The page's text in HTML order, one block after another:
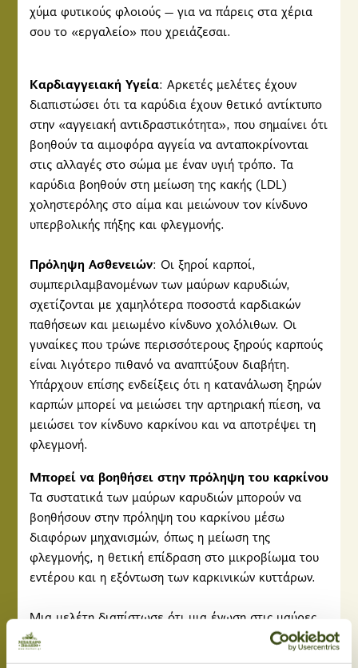
χύμα φυτικούς φλοιούς — για να πάρεις στα χέρια
σου το «εργαλείο» που χρειάζεσαι.
Καρδιαγγειακή Υγεία: Αρκετές μελέτες έχουν
διαπιστώσει ότι τα καρύδια έχουν θετικό αντίκτυπο
στην «αγγειακή αντιδραστικότητα», που σημαίνει ότι
βοηθούν τα αιμοφόρα αγγεία να ανταποκρίνονται
στις αλλαγές στο σώμα με έναν υγιή τρόπο. Τα
καρύδια βοηθούν στη μείωση της κακής (LDL)
χοληστερόλης στο αίμα και μειώνουν τον κίνδυνο
υπερβολικής πήξης και φλεγμονής.
Πρόληψη Ασθενειών: Οι ξηροί καρποί,
συμπεριλαμβανομένων των μαύρων καρυδιών,
σχετίζονται με χαμηλότερα ποσοστά καρδιακών
παθήσεων και μειωμένο κίνδυνο χολόλιθων. Οι
γυναίκες που τρώνε περισσότερους ξηρούς καρπούς
είναι λιγότερο πιθανό να αναπτύξουν διαβήτη.
Υπάρχουν επίσης ενδείξεις ότι η κατανάλωση ξηρών
καρπών μπορεί να μειώσει την αρτηριακή πίεση, να
μειώσει τον κίνδυνο καρκίνου και να αποτρέψει τη
φλεγμονή.
Μπορεί να βοηθήσει στην πρόληψη του καρκίνου
Τα συστατικά των μαύρων καρυδιών μπορούν να
βοηθήσουν στην πρόληψη του καρκίνου μέσω
διαφόρων μηχανισμών, όπως η μείωση της
φλεγμονής, η θετική επίδραση στο μικροβίωμα του
εντέρου και η εξόντωση των καρκινικών κυττάρων.
Μια μελέτη διαπίστωσε ότι μια ένωση στις μαύρες
καρυδιές, που ονομάζεται juglone, σκοτώνει
αποτελεσματικά τα καρκινικά κύτταρα του